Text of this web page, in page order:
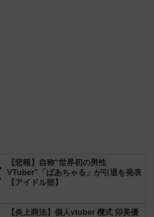
【悲報】自称“世界初の男性
VTuber”「ばあちゃる」が引退を発表
【アイドル部】
【炎上商法】個人vtuber 欖式 卯美優